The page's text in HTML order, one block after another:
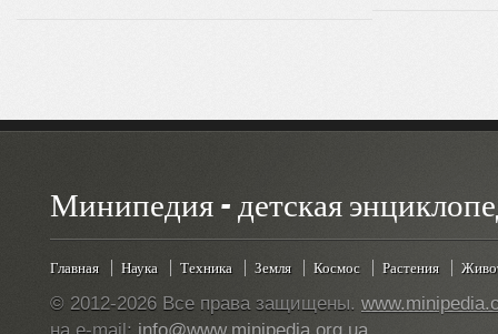
Минипедия - детская
Главная Наука Техника Земля Космос Растения
© 2012-2026 Все права защищены.